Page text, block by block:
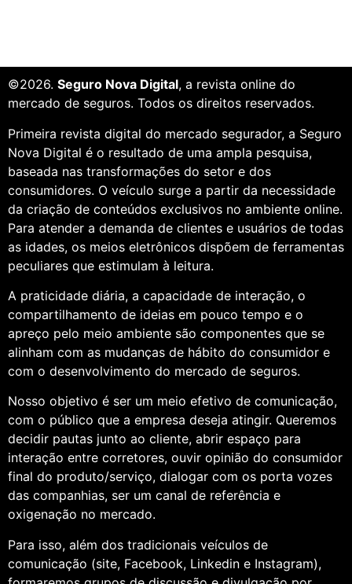
©2026. Seguro Nova Digital, a revista online do
mercado de seguros. Todos os direitos reservados.
Primeira revista digital do mercado segurador, a Seguro
Nova Digital é o resultado de uma ampla pesquisa,
baseada nas transformações do setor e dos
consumidores. O veículo surge a partir da necessidade
da criação de conteúdos exclusivos no ambiente online.
Para atender a demanda de clientes e usuários de todas
as idades, os meios eletrônicos dispõem de ferramentas
peculiares que estimulam à leitura.
A praticidade diária, a capacidade de interação, o
compartilhamento de ideias em pouco tempo e o
apreço pelo meio ambiente são componentes que se
alinham com as mudanças de hábito do consumidor e
com o desenvolvimento do mercado de seguros.
Nosso objetivo é ser um meio efetivo de comunicação,
com o público que a empresa deseja atingir. Queremos
decidir pautas junto ao cliente, abrir espaço para
interação entre corretores, ouvir opinião do consumidor
final do produto/serviço, dialogar com os porta vozes
das companhias, ser um canal de referência e
oxigenação no mercado.
Para isso, além dos tradicionais veículos de
comunicação (site, Facebook, Linkedin e Instagram),